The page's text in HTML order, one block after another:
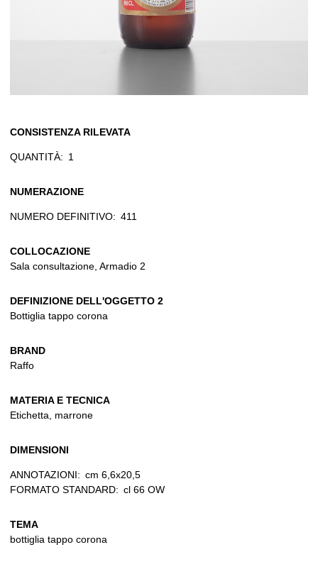
CONSISTENZA RILEVATA
QUANTITÀ: 1
NUMERAZIONE
NUMERO DEFINITIVO: 411
COLLOCAZIONE
Sala consultazione, Armadio 2
DEFINIZIONE DELL'OGGETTO 2
Bottiglia tappo corona
BRAND
Raffo
MATERIA E TECNICA
Etichetta, marrone
DIMENSIONI
ANNOTAZIONI: cm 6,6x20,5
FORMATO STANDARD: cl 66 OW
TEMA
bottiglia tappo corona